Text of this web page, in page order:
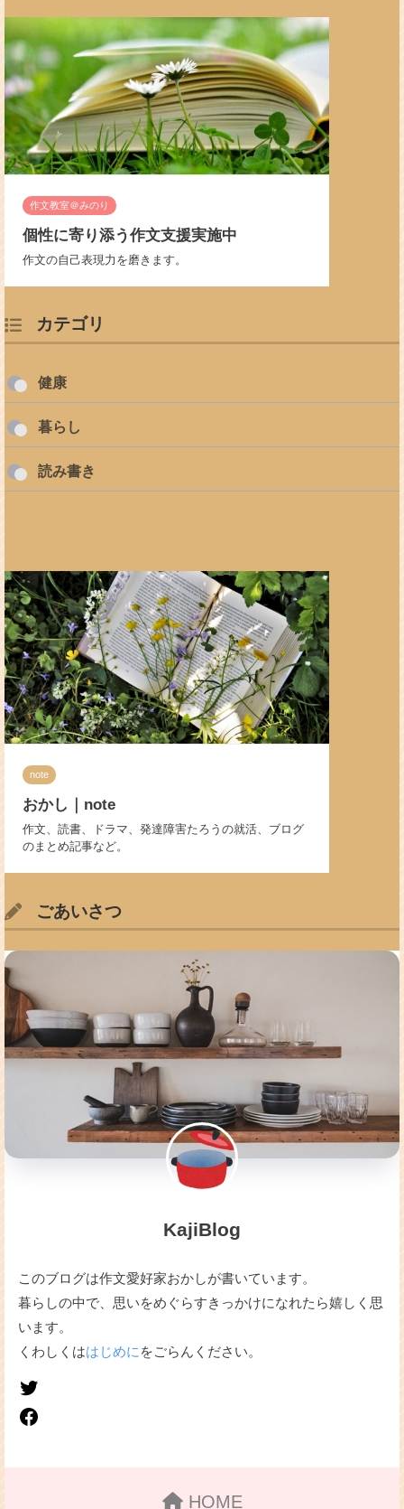
作文教室＠みのり
個性に寄り添う作文支援実施中
作文の自己表現力を磨きます。
カテゴリ
健康
暮らし
読み書き
note
おかし｜note
作文、読書、ドラマ、発達障害たろうの就活、ブログ
のまとめ記事など。
ごあいさつ
KajiBlog
このブログは作文愛好家おかしが書いています。
暮らしの中で、思いをめぐらすきっかけになれたら嬉しく思
います。
くわしくははじめに をごらんください。
HOME